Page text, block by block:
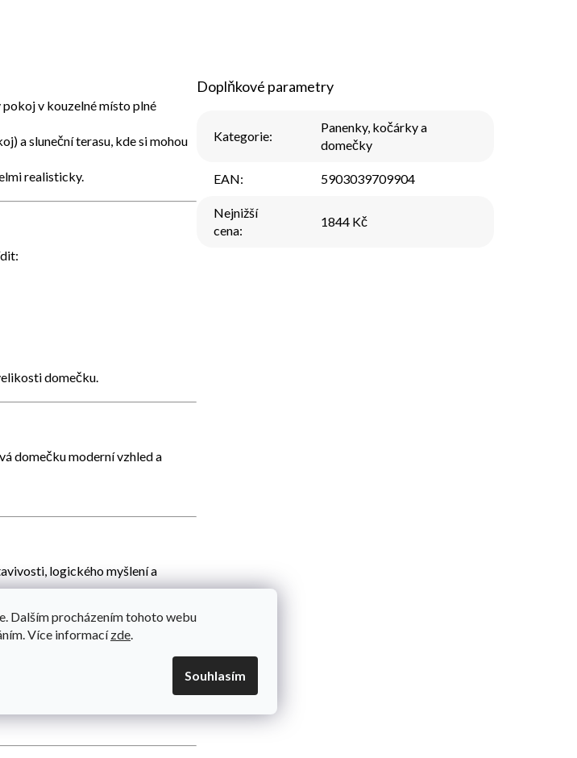
Dalším procházením tohoto webu
Více informacízde.
Souhlasím
v kouzelné místo plné
asluneční terasu , kde si mohou
realisticky.
domečku.
domečku moderní vzhled a
logického myšlení a
jemnou motoriku.
Doplňkové parametry
Kategorie:
Panenky, kočárky a
domečky
EAN: 5903039709904
Nejnižší
cena:
1844 Kč